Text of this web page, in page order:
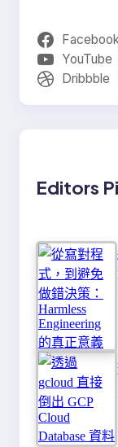
YouTube
Dribbble
Editors